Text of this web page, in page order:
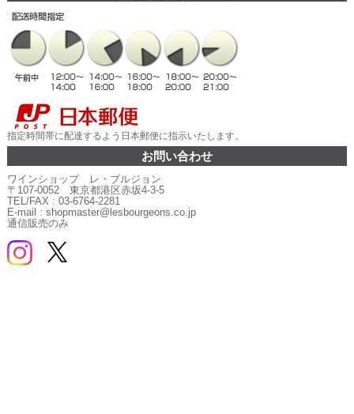
指定時間帯に配達するよう日本郵便に指示いたします。
お問い合わせ
ワインショップ レ・ブルジョン
〒107-0052 東京都港区赤坂4-3-5
TEL/FAX : 03-6764-2281
E-mail : shopmaster@lesbourgeons.co.jp
通信販売のみ